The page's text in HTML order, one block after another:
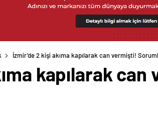
İzmir’de 2 kişi akıma kapılarak can vermişti!
kapılarak